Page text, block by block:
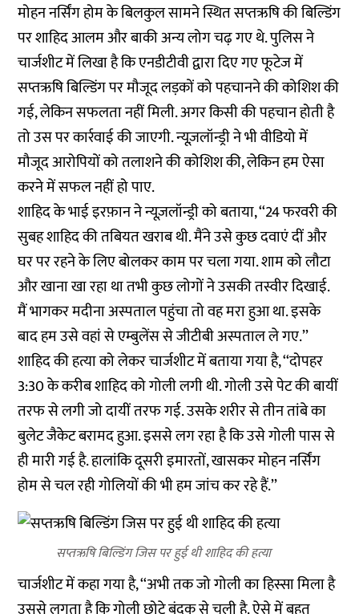
मोहन नर्सिंग होम के बिलकुल सामने स्थित सप्तऋषि की बिल्डिंग
पर शाहिद आलम और बाकी अन्य लोग चढ़ गए थे. पुलिस ने
चार्जशीट में लिखा है कि एनडीटीवी द्वारा दिए गए फूटेज में
सप्तऋषि बिल्डिंग पर मौजूद लड़कों को पहचानने की कोशिश की
गई, लेकिन सफलता नहीं मिली. अगर किसी की पहचान होती है
तो उस पर कार्रवाई की जाएगी. न्यूज़लॉन्ड्री ने भी वीडियो में
मौजूद आरोपियों को तलाशने की कोशिश की, लेकिन हम ऐसा
करने में सफल नहीं हो पाए.
शाहिद के भाई इरफ़ान ने न्यूज़लॉन्ड्री को बताया, ‘‘24 फरवरी की
सुबह शाहिद की तबियत खराब थी. मैंने उसे कुछ दवाएं दीं और
घर पर रहने के लिए बोलकर काम पर चला गया. शाम को लौटा
और खाना खा रहा था तभी कुछ लोगों ने उसकी तस्वीर दिखाई.
मैं भागकर मदीना अस्पताल पहुंचा तो वह मरा हुआ था. इसके
बाद हम उसे वहां से एम्बुलेंस से जीटीबी अस्पताल ले गए.’’
शाहिद की हत्या को लेकर चार्जशीट में बताया गया है, ‘‘दोपहर
3:30 के करीब शाहिद को गोली लगी थी. गोली उसे पेट की बायीं
तरफ से लगी जो दायीं तरफ गई. उसके शरीर से तीन तांबे का
बुलेट जैकेट बरामद हुआ. इससे लग रहा है कि उसे गोली पास से
ही मारी गई है. हालांकि दूसरी इमारतों, खासकर मोहन नर्सिंग
होम से चल रही गोलियों की भी हम जांच कर रहे हैं.’’
सप्तऋषि बिल्डिंग जिस पर हुई थी शाहिद की हत्या
चार्जशीट में कहा गया है, ‘‘अभी तक जो गोली का हिस्सा मिला है